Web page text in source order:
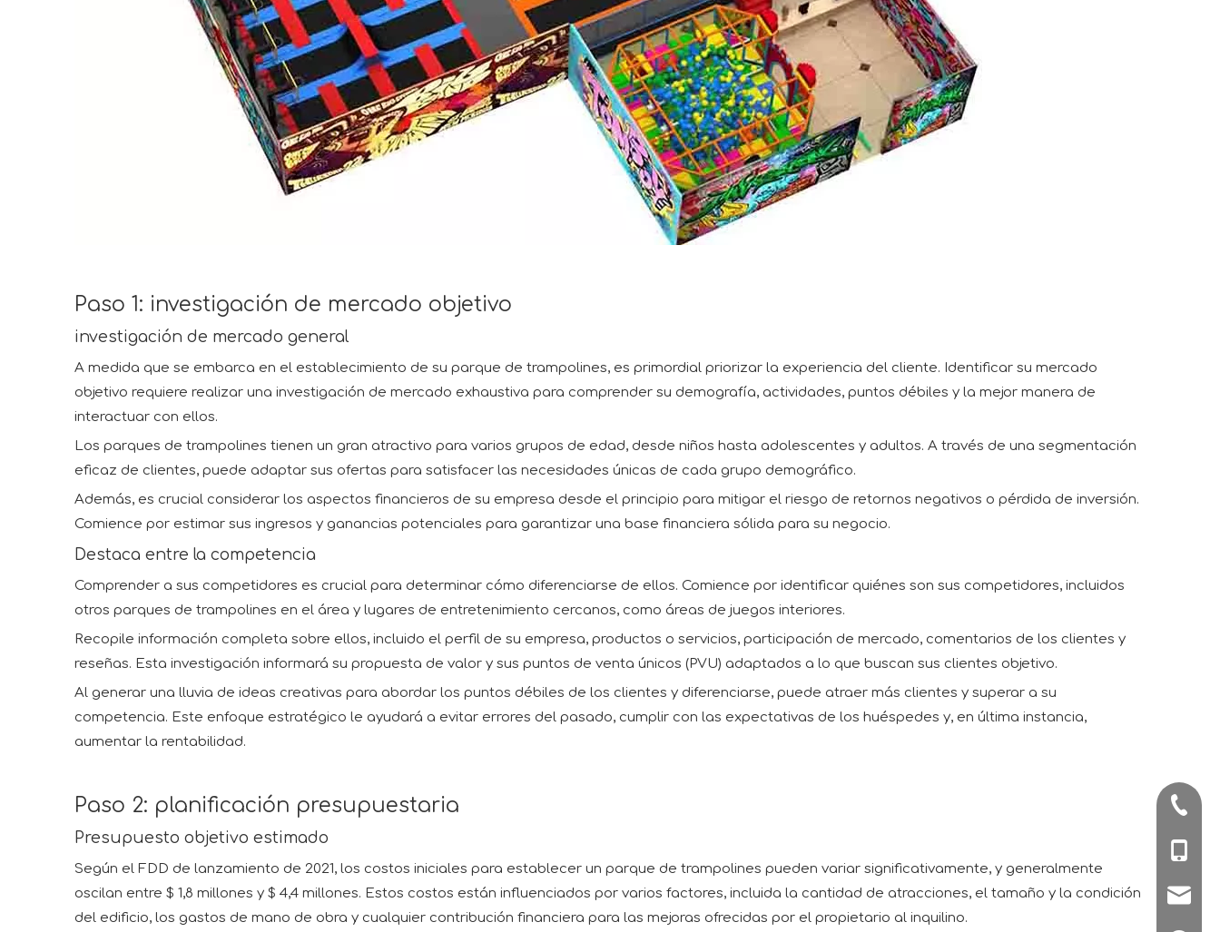
Paso 1: investigación de mercado objetivo
investigación de mercado general
A medida que se embarca en el establecimiento de su parque de trampolines, es primordial priorizar la experiencia del cliente. Identificar su mercado
objetivo requiere realizar una investigación de mercado exhaustiva para comprender su demografía, actividades, puntos débiles y la mejor manera de
interactuar con ellos.
Los parques de trampolines tienen un gran atractivo para varios grupos de edad, desde niños hasta adolescentes y adultos. A través de una segmentación
eficaz de clientes, puede adaptar sus ofertas para satisfacer las necesidades únicas de cada grupo demográfico.
Además, es crucial considerar los aspectos financieros de su empresa desde el principio para mitigar el riesgo de retornos negativos o pérdida de inversión.
Comience por estimar sus ingresos y ganancias potenciales para garantizar una base financiera sólida para su negocio.
Destaca entre la competencia
Comprender a sus competidores es crucial para determinar cómo diferenciarse de ellos. Comience por identificar quiénes son sus competidores, incluidos
otros parques de trampolines en el área y lugares de entretenimiento cercanos, como áreas de juegos interiores.
Recopile información completa sobre ellos, incluido el perfil de su empresa, productos o servicios, participación de mercado, comentarios de los clientes y
reseñas. Esta investigación informará su propuesta de valor y sus puntos de venta únicos (PVU) adaptados a lo que buscan sus clientes objetivo.
Al generar una lluvia de ideas creativas para abordar los puntos débiles de los clientes y diferenciarse, puede atraer más clientes y superar a su
competencia. Este enfoque estratégico le ayudará a evitar errores del pasado, cumplir con las expectativas de los huéspedes y, en última instancia,
aumentar la rentabilidad.
Paso 2: planificación presupuestaria
Presupuesto objetivo estimado
Según el FDD de lanzamiento de 2021, los costos iniciales para establecer un parque de trampolines pueden variar significativamente, y generalmente
oscilan entre $ 1,8 millones y $ 4,4 millones. Estos costos están influenciados por varios factores, incluida la cantidad de atracciones, el tamaño y la condición
del edificio, los gastos de mano de obra y cualquier contribución financiera para las mejoras ofrecidas por el propietario al inquilino.
+86-